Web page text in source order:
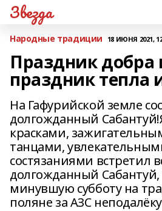
Звезда
Народные традиции 18 ИЮНЯ 2021,
Праздник добра
праздник тепла
На Гафурийской земле
долгожданный
красками,
танцами,
состязаниями встретил
долгожданный
минувшую субботу на
поляне за АЗС